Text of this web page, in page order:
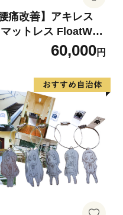
痛改善】アキレス
ットレス FloatWav
イプ S シングル グ
60,000円